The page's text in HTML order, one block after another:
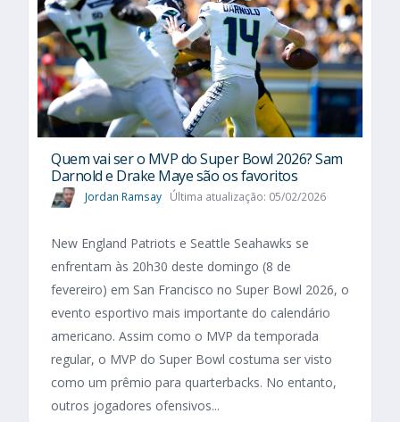
Quem vai ser o MVP do Super Bowl 2026? Sam
Darnold e Drake Maye são os favoritos
Jordan Ramsay Última atualização: 05/02/2026
New England Patriots e Seattle Seahawks se
enfrentam às 20h30 deste domingo (8 de
fevereiro) em San Francisco no Super Bowl 2026, o
evento esportivo mais importante do calendário
americano. Assim como o MVP da temporada
regular, o MVP do Super Bowl costuma ser visto
como um prêmio para quarterbacks. No entanto,
outros jogadores ofensivos...